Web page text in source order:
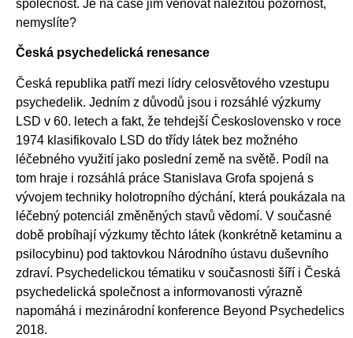
společnost. Je na čase jim věnovat náležitou pozornost,
nemyslíte?
Česká psychedelická renesance
Česká republika patří mezi lídry celosvětového vzestupu
psychedelik. Jedním z důvodů jsou i rozsáhlé výzkumy
LSD v 60. letech a fakt, že tehdejší Československo v roce
1974 klasifikovalo LSD do třídy látek bez možného
léčebného využití jako poslední země na světě. Podíl na
tom hraje i rozsáhlá práce Stanislava Grofa spojená s
vývojem techniky holotropního dýchání, která poukázala na
léčebný potenciál změněných stavů vědomí. V současné
době probíhají výzkumy těchto látek (konkrétně ketaminu a
psilocybinu) pod taktovkou Národního ústavu duševního
zdraví. Psychedelickou tématiku v současnosti šíří i Česká
psychedelická společnost a informovanosti výrazně
napomáhá i mezinárodní konference Beyond Psychedelics
2018.